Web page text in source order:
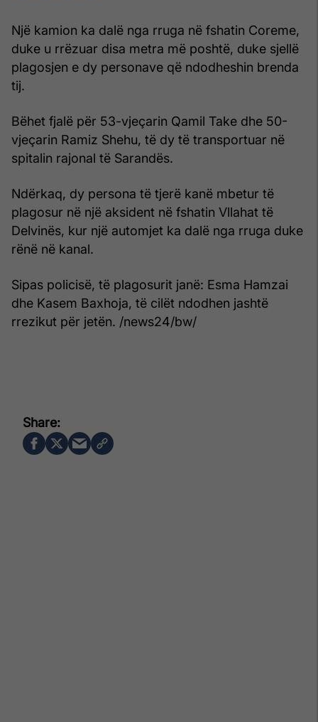
Një kamion ka dalë nga rruga në fshatin Coreme,
duke u rrëzuar disa metra më poshtë, duke sjellë
plagosjen e dy personave që ndodheshin brenda
tij.
Bëhet fjalë për 53-vjeçarin Qamil Take dhe 50-
vjeçarin Ramiz Shehu, të dy të transportuar në
spitalin rajonal të Sarandës.
Ndërkaq, dy persona të tjerë kanë mbetur të
plagosur në një aksident në fshatin Vllahat të
Delvinës, kur një automjet ka dalë nga rruga duke
rënë në kanal.
Sipas policisë, të plagosurit janë: Esma Hamzai
dhe Kasem Baxhoja, të cilët ndodhen jashtë
rrezikut për jetën. /news24/bw/